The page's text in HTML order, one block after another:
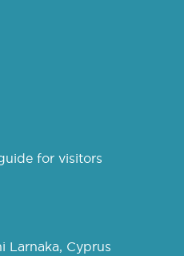
for visitors
Larnaka, Cyprus